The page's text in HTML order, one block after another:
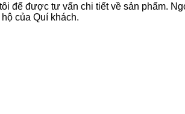
để được tư vấn chi tiết về sản phẩm.
của Quí khách.